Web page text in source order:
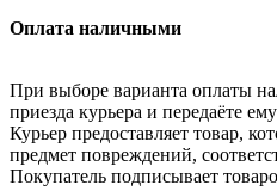
Оплата наличными
При выборе варианта оплаты
приезда курьера и передаёте
Курьер предоставляет товар,
предмет повреждений,
Покупатель подписывает